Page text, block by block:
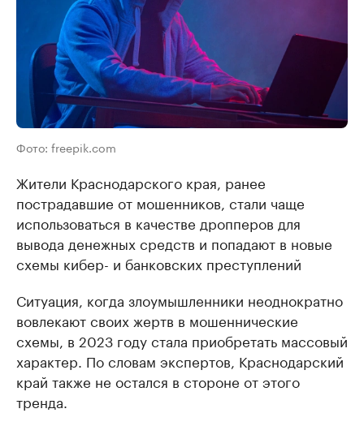
Фото: freepik.com
Жители Краснодарского края, ранее
пострадавшие от мошенников, стали чаще
использоваться в качестве дропперов для
вывода денежных средств и попадают в новые
схемы кибер- и банковских преступлений
Ситуация, когда злоумышленники неоднократно
вовлекают своих жертв в мошеннические
схемы, в 2023 году стала приобретать массовый
характер. По словам экспертов, Краснодарский
край также не остался в стороне от этого
тренда.